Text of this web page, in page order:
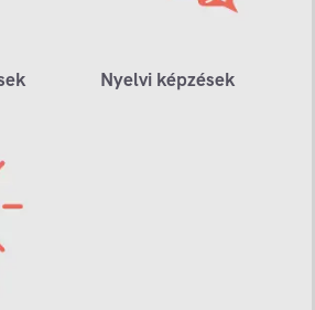
Nyelvi képzések